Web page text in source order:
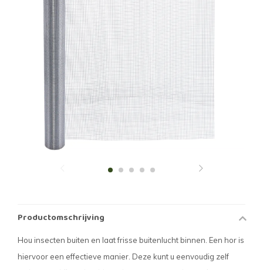
Productomschrijving
Hou insecten buiten en laat frisse buitenlucht binnen. Een hor is
hiervoor een effectieve manier. Deze kunt u eenvoudig zelf